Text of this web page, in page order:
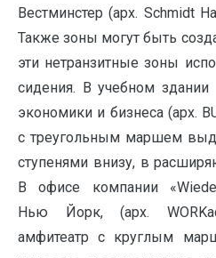
Вестминстер (арх. Schmidt
Также зоны могут быть
эти нетранзитные зоны
сидения. В учебном здании
экономики и бизнеса (арх.
с треугольным маршем
ступенями внизу, в
В офисе компании
Нью Йорк, (арх.
амфитеатр с круглым